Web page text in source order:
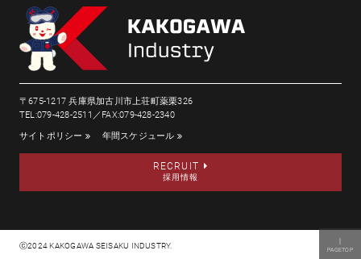
｜
PAGETOP
〒675-1217 兵庫県加古川市上荘町薬栗326
TEL:079-428-2511／FAX:079-428-2340
サイトポリシー
年間スケジュール
RECRUIT
採用情報
ⓒ2024 KAKOGAWA SEISAKU INDUSTRY.